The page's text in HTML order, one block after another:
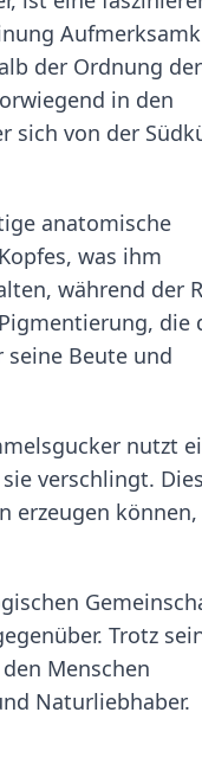
der Ordnung der
in den
sich von der
anatomische
was ihm
während der
die
Beute und
nutzt
verschlingt.
erzeugen können,
Trotz
Menschen
Naturliebhaber.